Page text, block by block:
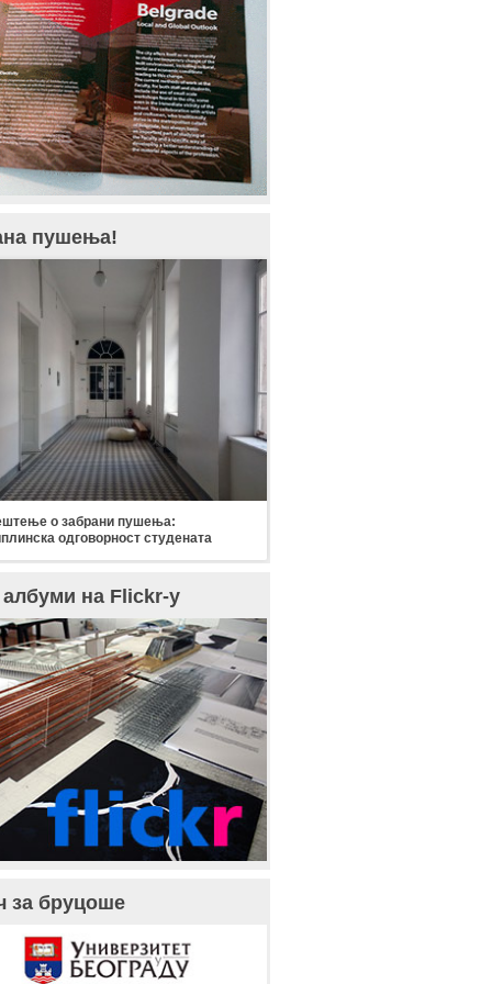
пушења!
о забрани пушења:
одговорност студената
на Flickr-у
за бруцоше